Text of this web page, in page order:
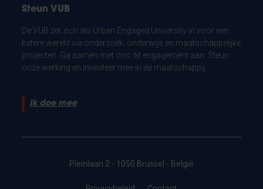
Steun VUB
De VUB zet zich als Urban Engaged University in voor een
betere wereld via onderzoek, onderwijs en maatschappelijke
projecten. Ga samen met ons dit engagement aan. Steun
onze werking en investeer mee in de maatschappij.
Ik doe mee
Pleinlaan 2 - 1050 Brussel - België